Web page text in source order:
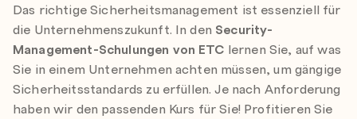
Das richtige Sicherheitsmanagement ist essenziell für
die Unternehmenszukunft. In den Security-
Management-Schulungen von ETC lernen Sie, auf was
Sie in einem Unternehmen achten müssen, um gängige
Sicherheitsstandards zu erfüllen. Je nach Anforderung
haben wir den passenden Kurs für Sie! Profitieren Sie